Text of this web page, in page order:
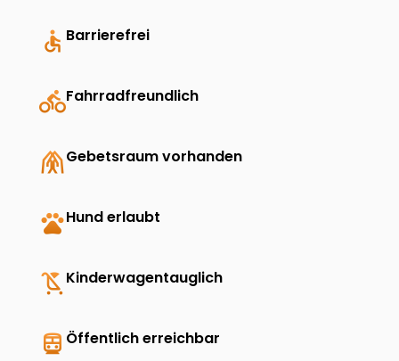
accessible Barrierefrei
directions_bikeFahrradfreundlich
folded_handsGebetsraum vorhanden
petsHund erlaubt
child_friendly Kinderwagentauglich
directions_transit Öffentlich erreichbar